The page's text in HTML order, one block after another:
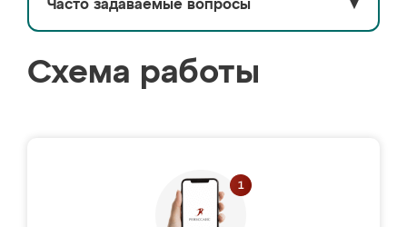
Часто задаваемые вопросы ▼
Схема работы